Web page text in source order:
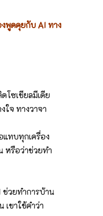
งพูดคุยกับ AI ทาง
โซเชียลมีเดีย
ใจ ทางวาจา
ทบทุกเครื่อง
หรือว่าช่วยทำ
ช่วยทำการบ้าน
เขาใช้คำว่า